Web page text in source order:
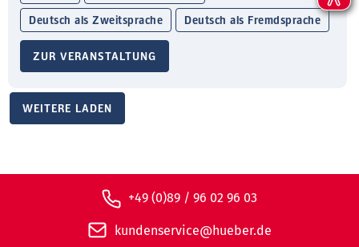
Deutsch als Zweitsprache Deutsch als Fremdsprache
ZUR VERANSTALTUNG
WEITERE LADEN
+49 (0)89 / 96 02 96 03
kundenservice@hueber.de